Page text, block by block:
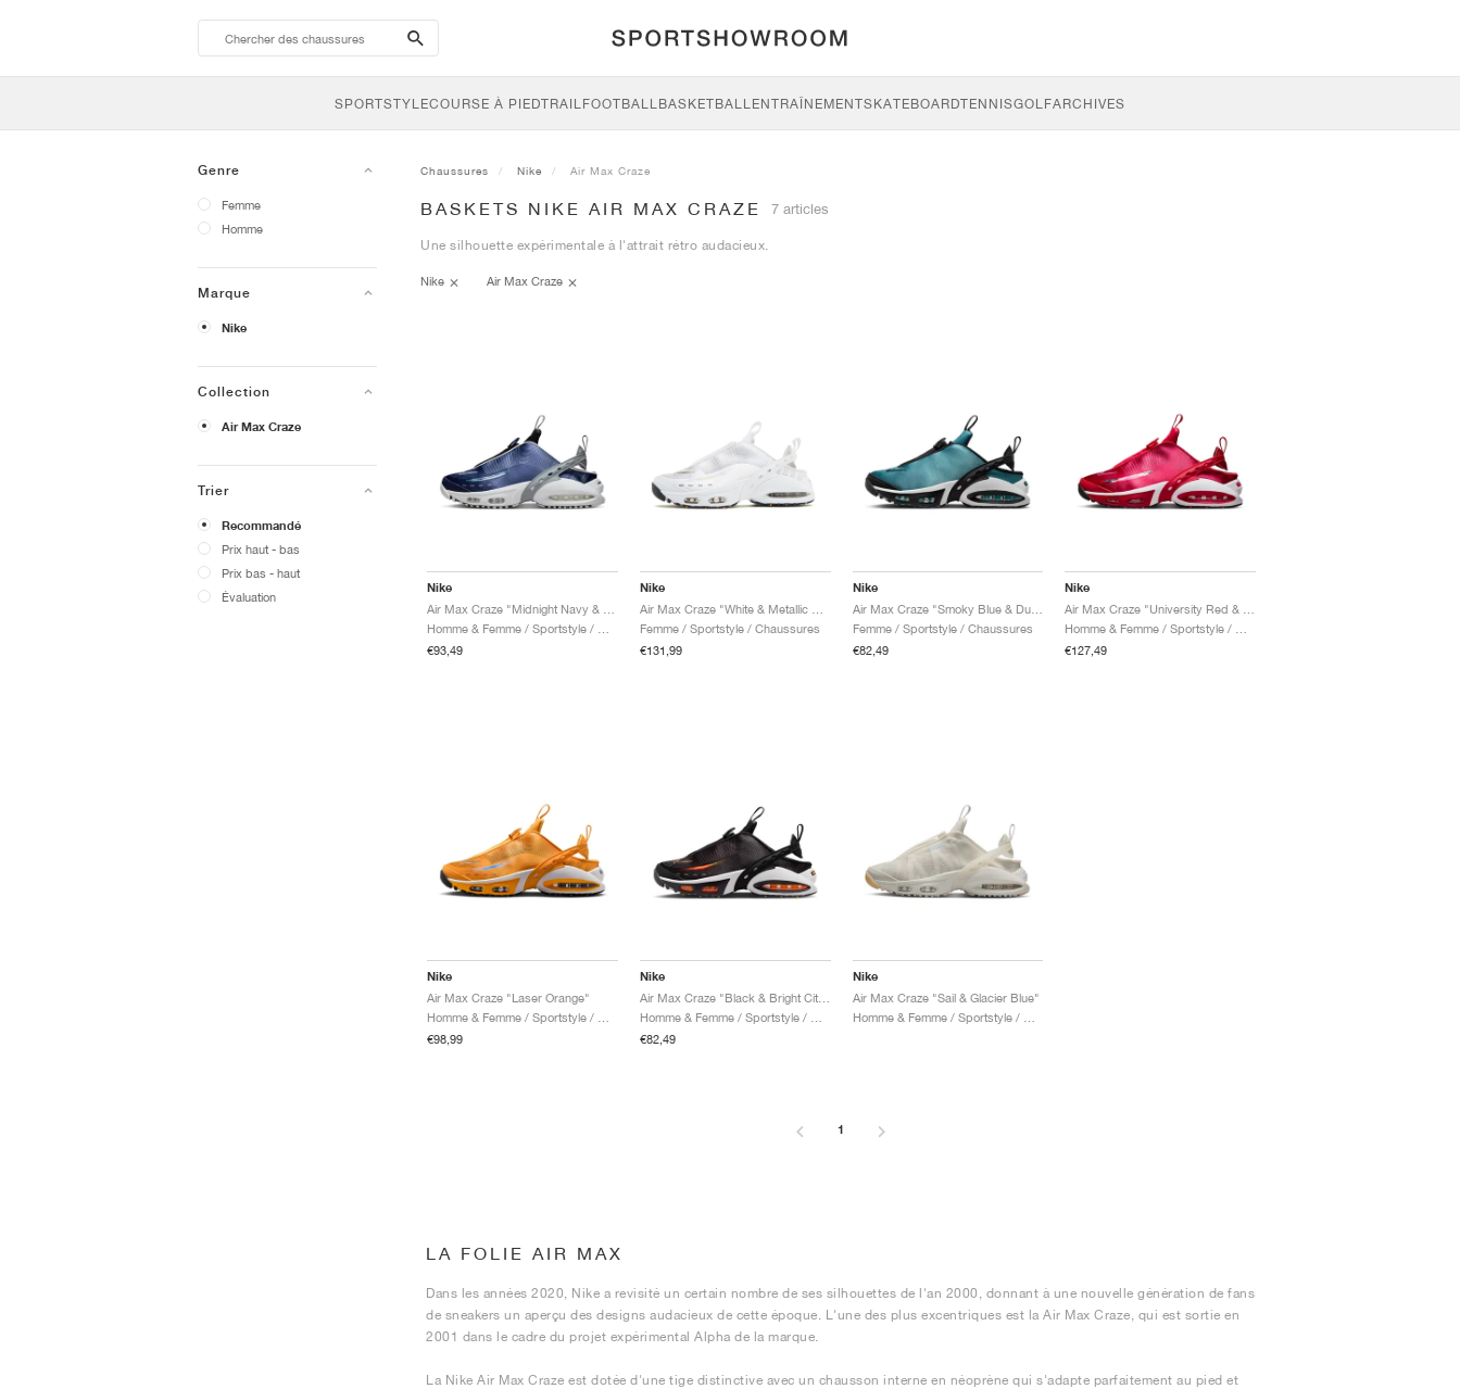
search-
btn
SPORTSTYLECOURSE À PIEDTRAILFOOTBALLBASKETBALLENTRAÎNEMENTSKATEBOARDTENNISGOLFARCHIVES
Genre
Femme
Homme
Marque
Nike
Collection
Air Max Craze
Trier
Recommandé
Prix ​​haut - bas
Prix ​​bas - haut
Évaluation
Chaussures Nike Air Max Craze
BASKETS NIKE AIR MAX CRAZE 7 articles
Une silhouette expérimentale à l'attrait rétro audacieux.
Nike Air Max Craze
Nike
€93,49
Nike
Femme / Sportstyle / Chaussures
€131,99
Nike
Air Max Craze "Smoky Blue & Dusty Cactus"
Femme / Sportstyle / Chaussures
€82,49
Nike
€127,49
Nike
Air Max Craze "Laser Orange"
€98,99
Nike
Air Max Craze "Black & Bright Citrus"
€82,49
Nike
Air Max Craze "Sail & Glacier Blue"
1
LA FOLIE AIR MAX
Dans les années 2020, Nike a revisité un certain nombre de ses silhouettes de l'an 2000, donnant à une nouvelle génération de fans
de sneakers un aperçu des designs audacieux de cette époque. L'une des plus excentriques est la Air Max Craze, qui est sortie en
2001 dans le cadre du projet expérimental Alpha de la marque.
La Nike Air Max Craze est dotée d'une tige distinctive avec un chausson interne en néoprène qui s'adapte parfaitement au pied et